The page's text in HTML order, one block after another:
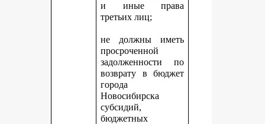
и иные права
третьих лиц;
не должны иметь
просроченной
задолженности по
возврату в бюджет
города
Новосибирска
субсидий,
бюджетных